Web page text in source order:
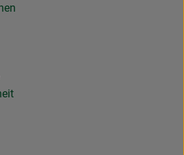
www.instagram.com/
https://www.facebook.com/
zu https://www.tiktok.com/
Link zu https://